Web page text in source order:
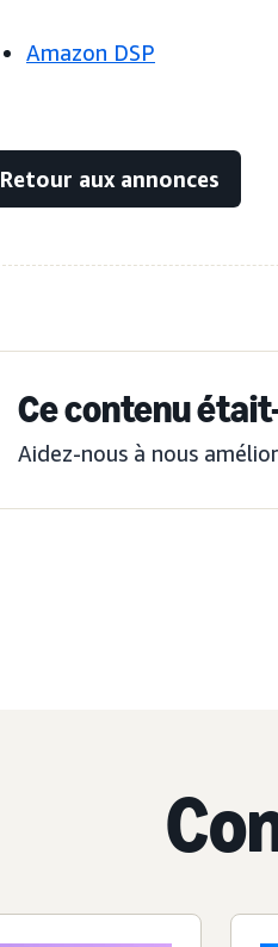
Amazon DSP
Retour aux annonces
Ce contenu
Aidez-nous à nous